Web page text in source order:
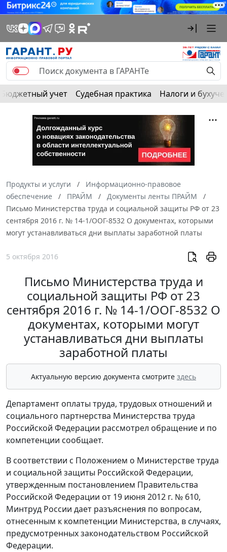
Бюджетный учет Судебная практика Налоги и
Продукты и услуги
Информационно-правовое
обеспечение
ПРАЙМ
Документы ленты ПРАЙМ
Письмо Министерства труда и социальной защиты РФ от 23
сентября 2016 г. № 14-1/ООГ-8532 О документах, которыми
могут устанавливаться дни выплаты заработной платы
5 октября 2016
Письмо Министерства труда и
социальной защиты РФ от 23
сентября 2016 г. № 14-1/ООГ-8532 О
документах, которыми могут
устанавливаться дни выплаты
заработной платы
Актуальную версию документа смотрите здесь
Департамент оплаты труда, трудовых отношений и
социального партнерства Министерства труда
Российской Федерации рассмотрел обращение и по
компетенции сообщает.
В соответствии с Положением о Министерстве труда
и социальной защиты Российской Федерации,
утвержденным постановлением Правительства
Российской Федерации от 19 июня 2012 г. № 610,
Минтруд России дает разъяснения по вопросам,
отнесенным к компетенции Министерства, в случаях,
предусмотренных законодательством Российской
Федерации.